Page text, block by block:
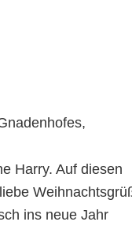
Harry. Auf diesen
ins neue Jahr